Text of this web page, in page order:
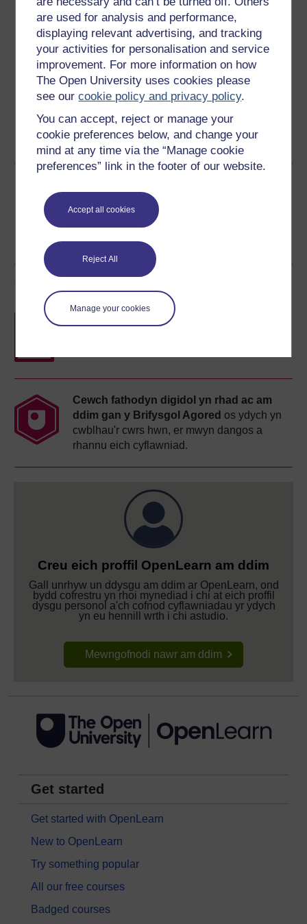
are used for analysis and performance,
displaying relevant advertising, and tracking
your activities for personalisation and service
improvement. For more information on how
The Open University uses cookies please
see ourcookie policy and privacy policy.
You can accept, reject or manage your
cookie preferences below, and change your
mind at any time via the “Manage cookie
preferences” link in the footer of our website.
Accept all cookies
Reject All
Manage your cookies
Lawrlwytho'r cwrs hwn
Lawrlwythwch y cwrs hwn i'w ddefnyddio heb fod ar-lein
neu ar ddyfeisiau eraill
Word Kindle PDF
Epub 2
Gweld rhagor o fformatau
Datganiad cyfranogiad am ddim
Cewch fathodyn digidol yn rhad ac am
ddim gan y Brifysgol Agored os ydych yn
cwblhau'r cwrs hwn, er mwyn dangos a
rhannu eich cyflawniad.
Creu eich proffil OpenLearn am ddim
Gall unrhyw un ddysgu am ddim ar OpenLearn, ond
bydd cofrestru yn rhoi mynediad i chi at eich proffil
dysgu personol a'ch cofnod cyflawniadau yr ydych
yn eu hennill wrth i chi astudio.
Mewngofnodi nawr am ddim
Get started
Get started with OpenLearn
New to OpenLearn
Try something popular
All our free courses
Badged courses